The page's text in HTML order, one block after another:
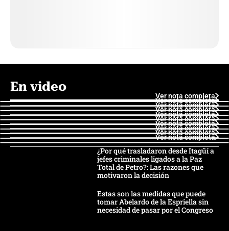
En video
Ver nota completa
Ver nota completa
Ver nota completa
Ver nota completa
Ver nota completa
Ver nota completa
Ver nota completa
Ver nota completa
Ver nota completa
Ver nota completa
¿Por qué trasladaron desde Itagüí a
jefes criminales ligados a la Paz
Total de Petro?: Las razones que
motivaron la decisión
Estas son las medidas que puede
tomar Abelardo de la Espriella sin
necesidad de pasar por el Congreso